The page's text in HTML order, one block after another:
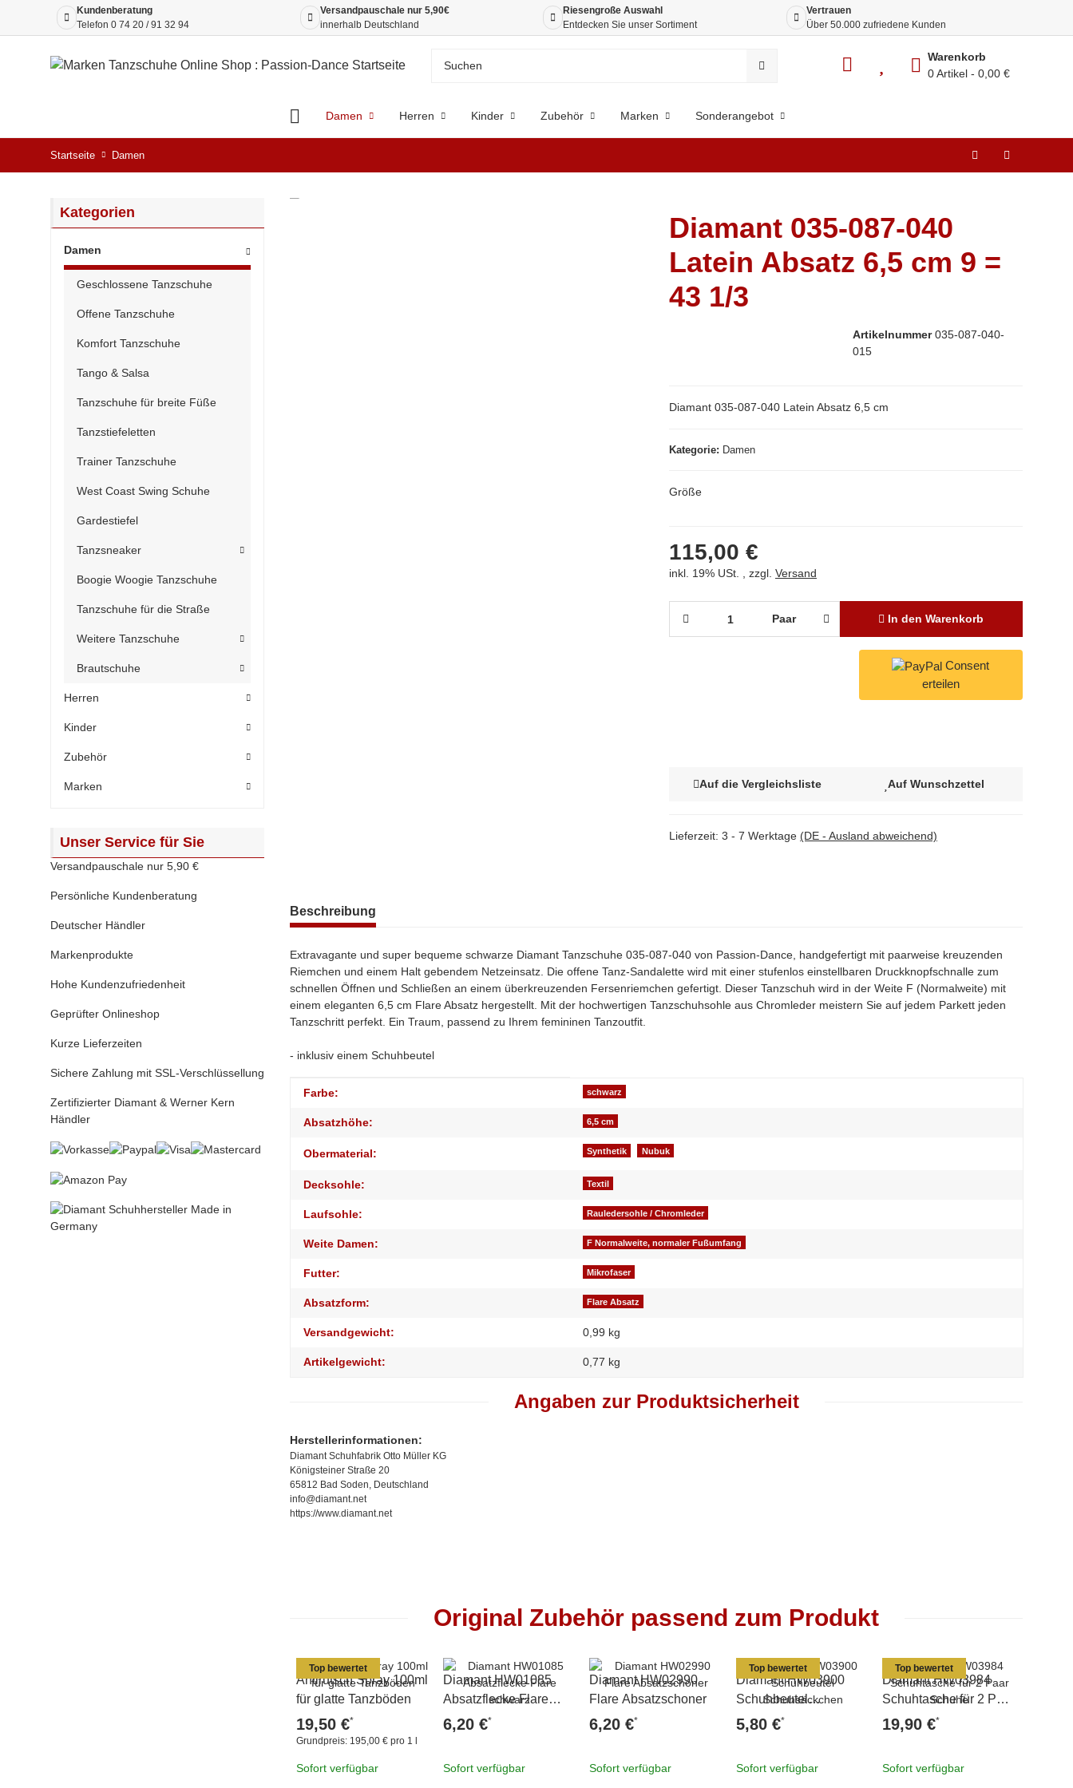
Kundenberatung
Telefon 0 74 20 / 91 32 94
Versandpauschale nur 5,90€
innerhalb Deutschland
Riesengroße Auswahl
Entdecken Sie unser Sortiment
Vertrauen
Über 50.000 zufriedene Kunden
Damen Herren Kinder Zubehör Marken Sonderangebot
Warenkorb
0 Artikel
0,00 €
Startseite Damen
Diamant 035-087-040
Latein Absatz 6,5 cm 9 =
43 1/3
Artikelnummer 035-087-040-
015
Kategorie Damen
Diamant 035-087-040 Latein Absatz 6,5 cm
Größe
115,00 €
inkl. 19% USt. , zzgl. Versand
Auf die Vergleichsliste Auf Wunschzettel
Paar In den Warenkorb
Consent
erteilen
Lieferzeit: 3 - 7 Werktage (DE - Ausland abweichend)
Beschreibung
Extravagante und super bequeme schwarze Diamant Tanzschuhe 035-087-040 von Passion-Dance, handgefertigt mit paarweise kreuzenden
Riemchen und einem Halt gebendem Netzeinsatz. Die offene Tanz-Sandalette wird mit einer stufenlos einstellbaren Druckknopfschnalle zum
schnellen Öffnen und Schließen an einem überkreuzenden Fersenriemchen gefertigt. Dieser Tanzschuh wird in der Weite F (Normalweite) mit
einem eleganten 6,5 cm Flare Absatz hergestellt. Mit der hochwertigen Tanzschuhsohle aus Chromleder meistern Sie auf jedem Parkett jeden
Tanzschritt perfekt. Ein Traum, passend zu Ihrem femininen Tanzoutfit.
- inklusiv einem Schuhbeutel
Produkteigenschaft
Wert
Farbe: schwarz
Absatzhöhe: 6,5 cm
Obermaterial: Synthetik Nubuk
Decksohle: Textil
Laufsohle: Rauledersohle / Chromleder
Weite Damen: F Normalweite, normaler Fußumfang
Futter: Mikrofaser
Absatzform: Flare Absatz
Versandgewicht: 0,99 kg
Artikelgewicht: 0,77 kg
Angaben zur Produktsicherheit
Herstellerinformationen:
Diamant Schuhfabrik Otto Müller KG
Königsteiner Straße 20
65812 Bad Soden, Deutschland
info@diamant.net
https://www.diamant.net
Original Zubehör passend zum Produkt
Top bewertet
Antirutsch Spray 100ml
für glatte Tanzböden
19,50 €*
Grundpreis: 195,00 € pro 1 l
Sofort verfügbar
Diamant HW01085
Absatzflecke Flare
schwarz
6,20 €*
Sofort verfügbar
Diamant HW02990
Flare Absatzschoner
6,20 €*
Sofort verfügbar
Top bewertet
Diamant HW03900
Schuhbeutel
Schuhsäckchen
5,80 €*
Sofort verfügbar
Top bewertet
Diamant HW03984
Schuhtasche für 2 Paar
Schuhe
19,90 €*
Sofort verfügbar
Kategorien
Damen
Geschlossene Tanzschuhe
Offene Tanzschuhe
Komfort Tanzschuhe
Tango & Salsa
Tanzschuhe für breite Füße
Tanzstiefeletten
Trainer Tanzschuhe
West Coast Swing Schuhe
Gardestiefel
Tanzsneaker
Boogie Woogie Tanzschuhe
Tanzschuhe für die Straße
Weitere Tanzschuhe
Brautschuhe
Herren
Kinder
Zubehör
Marken
Unser Service für Sie
Versandpauschale nur 5,90 €
Persönliche Kundenberatung
Deutscher Händler
Markenprodukte
Hohe Kundenzufriedenheit
Geprüfter Onlineshop
Kurze Lieferzeiten
Sichere Zahlung mit SSL-Verschlüssellung
Zertifizierter Diamant & Werner Kern
Händler